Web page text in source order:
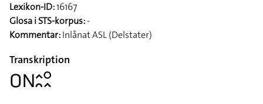
Lexikon-ID:16167
Glosa i STS-korpus:-
Kommentar:Inlånat ASL (Delstater)
Transkription
􌤆􌥌􌤵􌥘􌥰􌥿